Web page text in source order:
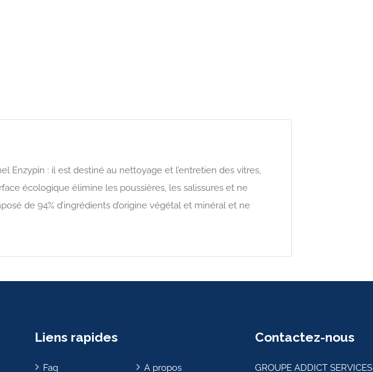
Enzypin : il est destiné au nettoyage et l’entretien des vitres,
écologique élimine les poussières, les salissures et ne
de 94% d’ingrédients d’origine végétal et minéral et ne
Liens rapides
Faq A propos
Contactez-nous
GROUPE ADDICT SERVICES